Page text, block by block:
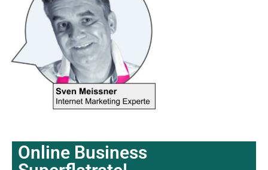
Online Business